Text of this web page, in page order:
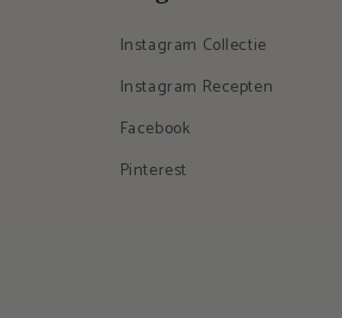
Instagram Collectie
Instagram Recepten
Facebook
Pinterest